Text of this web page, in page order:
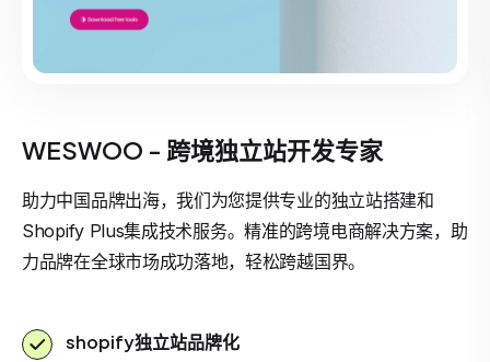
WESWOO - 跨境独立站开发专家
助力中国品牌出海，我们为您提供专业的独立站搭建和
Shopify Plus集成技术服务。精准的跨境电商解决方案，助
力品牌在全球市场成功落地，轻松跨越国界。
shopify独立站品牌化